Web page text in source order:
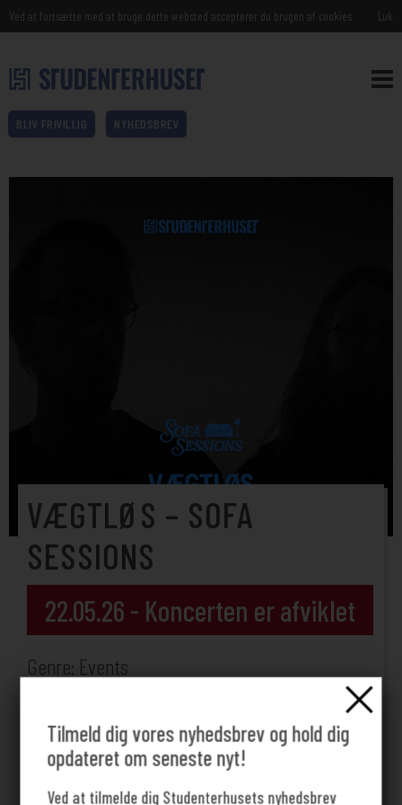
Ved at fortsætte med at bruge dette websted accepterer du brugen af cookies Luk
BLIV FRIVILLIG NYHEDSBREV
VÆGTLØS – SOFA
SESSIONS
22.05.26 - Koncerten er afviklet
Genre: Events
Start: 16:00
Cafeen
Tilmeld dig vores nyhedsbrev og hold dig
opdateret om seneste nyt!
Ved at tilmelde dig Studenterhusets nyhedsbrev